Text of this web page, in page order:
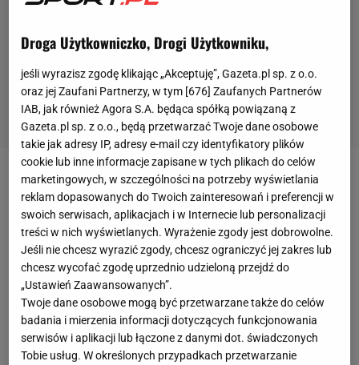
Unai Emery pożegnał się się z funkcją trenera
Arsenalu tuż po porażce na własnym stadionie z
Eintrachtem Frankfurt (1:2) w 5. kolejceLigi Europy
Hiszpan pracował w londyńskim klubie od maja
2018 roku - wtedy właśnie z klubem pożegnał się
Arsene Wenger. W sezonie 2018/2019 "Kanonierzy"
zajęli 5. miejsce w tabeliPremier League, a w finale
Ligi Europy ulegliChelsea1:4. W obecnych
Droga Użytkowniczko, Drogi Użytkowniku,
jeśli wyrazisz zgodę klikając „Akceptuję”, Gazeta.pl sp. z o.o.
oraz jej Zaufani Partnerzy, w tym [676] Zaufanych Partnerów
IAB, jak również Agora S.A. będąca spółką powiązaną z
Gazeta.pl sp. z o.o., będą przetwarzać Twoje dane osobowe
takie jak adresy IP, adresy e-mail czy identyfikatory plików
cookie lub inne informacje zapisane w tych plikach do celów
marketingowych, w szczególności na potrzeby wyświetlania
reklam dopasowanych do Twoich zainteresowań i preferencji w
swoich serwisach, aplikacjach i w Internecie lub personalizacji
treści w nich wyświetlanych. Wyrażenie zgody jest dobrowolne.
Jeśli nie chcesz wyrazić zgody, chcesz ograniczyć jej zakres lub
chcesz wycofać zgodę uprzednio udzieloną przejdź do
„Ustawień Zaawansowanych”.
Twoje dane osobowe mogą być przetwarzane także do celów
badania i mierzenia informacji dotyczących funkcjonowania
serwisów i aplikacji lub łączone z danymi dot. świadczonych
Tobie usług. W określonych przypadkach przetwarzanie